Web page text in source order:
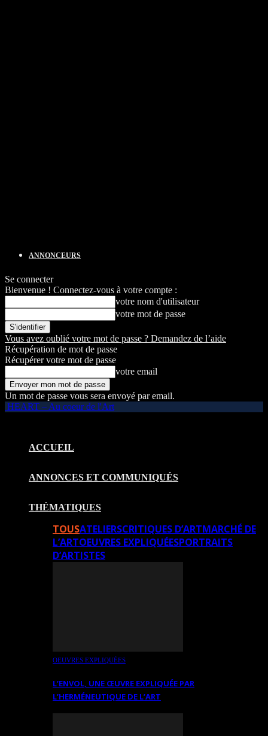
ANNONCEURS
Se connecter
Bienvenue ! Connectez-vous à votre compte :
votre nom d'utilisateur
votre mot de passe
Vous avez oublié votre mot de passe ? Demandez de l’aide
Récupération de mot de passe
Récupérer votre mot de passe
votre email
Un mot de passe vous sera envoyé par email.
HEART – Au coeur de l'Art
ACCUEIL
ANNONCES ET COMMUNIQUÉS
THÉMATIQUES
TOUSATELIERSCRITIQUES D’ARTMARCHÉ DE
L’ARTOEUVRES EXPLIQUÉESPORTRAITS
D’ARTISTES
OEUVRES EXPLIQUÉES
L’ENVOL, UNE ŒUVRE EXPLIQUÉE PAR
L’HERMÉNEUTIQUE DE L’ART